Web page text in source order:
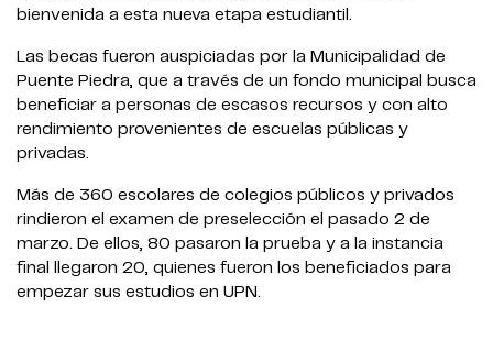
bienvenida a esta nueva etapa estudiantil.
Las becas fueron auspiciadas por la Municipalidad de
Puente Piedra, que a través de un fondo municipal busca
beneficiar a personas de escasos recursos y con alto
rendimiento provenientes de escuelas públicas y
privadas.
Más de 360 escolares de colegios públicos y privados
rindieron el examen de preselección el pasado 2 de
marzo. De ellos, 80 pasaron la prueba y a la instancia
final llegaron 20, quienes fueron los beneficiados para
empezar sus estudios en UPN.